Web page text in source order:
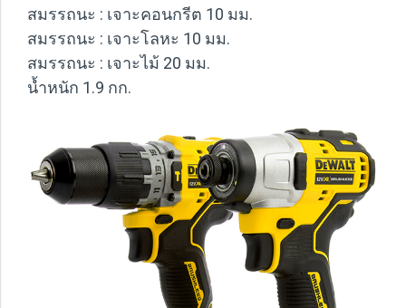
สมรรถนะ : เจาะคอนกรีต 10 มม.
สมรรถนะ : เจาะโลหะ 10 มม.
สมรรถนะ : เจาะไม้ 20 มม.
น้ำหนัก 1.9 กก.